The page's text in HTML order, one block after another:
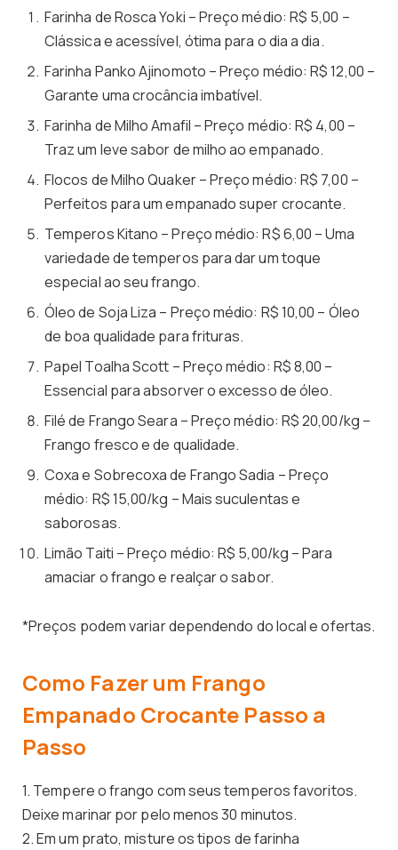
Farinha de Rosca Yoki – Preço médio: R$ 5,00 –
Clássica e acessível, ótima para o dia a dia.
Farinha Panko Ajinomoto – Preço médio: R$ 12,00 –
Garante uma crocância imbatível.
Farinha de Milho Amafil – Preço médio: R$ 4,00 –
Traz um leve sabor de milho ao empanado.
Flocos de Milho Quaker – Preço médio: R$ 7,00 –
Perfeitos para um empanado super crocante.
Temperos Kitano – Preço médio: R$ 6,00 – Uma
variedade de temperos para dar um toque
especial ao seu frango.
Óleo de Soja Liza – Preço médio: R$ 10,00 – Óleo
de boa qualidade para frituras.
Papel Toalha Scott – Preço médio: R$ 8,00 –
Essencial para absorver o excesso de óleo.
Filé de Frango Seara – Preço médio: R$ 20,00/kg –
Frango fresco e de qualidade.
Coxa e Sobrecoxa de Frango Sadia – Preço
médio: R$ 15,00/kg – Mais suculentas e
saborosas.
Limão Taiti – Preço médio: R$ 5,00/kg – Para
amaciar o frango e realçar o sabor.
*Preços podem variar dependendo do local e ofertas.
Como Fazer um Frango
Empanado Crocante Passo a
Passo
1. Tempere o frango com seus temperos favoritos.
Deixe marinar por pelo menos 30 minutos.
2. Em um prato, misture os tipos de farinha